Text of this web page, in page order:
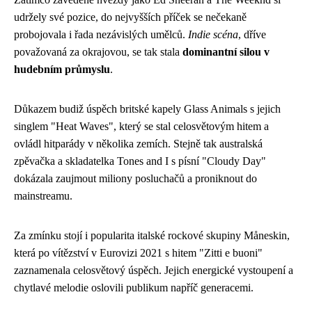
udržely své pozice, do nejvyšších příček se nečekaně
probojovala i řada nezávislých umělců. Indie scéna, dříve
považovaná za okrajovou, se tak stala dominantní silou v
hudebním průmyslu.
Důkazem budiž úspěch britské kapely Glass Animals s jejich
singlem "Heat Waves", který se stal celosvětovým hitem a
ovládl hitparády v několika zemích. Stejně tak australská
zpěvačka a skladatelka Tones and I s písní "Cloudy Day"
dokázala zaujmout miliony posluchačů a proniknout do
mainstreamu.
Za zmínku stojí i popularita italské rockové skupiny Måneskin,
která po vítězství v Eurovizi 2021 s hitem "Zitti e buoni"
zaznamenala celosvětový úspěch. Jejich energické vystoupení a
chytlavé melodie oslovili publikum napříč generacemi.